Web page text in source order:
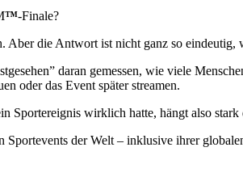
™-Finale?
Aber die Antwort ist nicht ganz so eindeutig,
daran gemessen, wie viele
oder das Event später streamen.
Sportereignis wirklich hatte, hängt also
Sportevents der Welt – inklusive ihrer